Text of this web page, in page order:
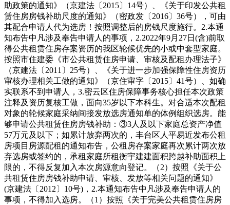
助政策的通知》（京建法〔2015〕14号）、《关于印发公共租
赁住房房钱补助尺度的通知》（密政发〔2016〕36号），可由
其配合申请人代为选房！按照调整后的房钱尺度施行。2.本通
知布告中凡涉及奉告申请人的事项，2.2022年9月27日(含)前取
得公共租赁住房存案资历的我区轮候优先的小或中套型家庭。
按照市住建委《市公共租赁住房申请、审核及配租办理法子》
（京建法〔2011〕25号）、《关于进一步加强保障性住房资历
审核办理相关工做的通知》（京住审字〔2015〕41号）、如确
实联系不到申请人，3.密云区住房保障事务核心担任本次政策
注释及资历复核工做，面向35岁以下本科生。对合适本次配租
对象的轮候家庭采纳间接发放选房通知单的体例组织选房。能
够申请公共租赁住房房钱补助：③3人及以下家庭总资产净值
57万元及以下；如累计放弃两次的，丰台区人平易近发布公租
房项目房源配租的通知布告，公租房存案家庭再次累计两次放
弃选房或签约的，承租家庭所租衡宇建建面积跨越补助面积上
限的，不得反复加入本次房源意向登记。（2）按照《关于公
共租赁住房房钱补助申请、审核、发放等相关问题的通知》
(京建法〔2012〕10号)，2.本通知布告中凡涉及奉告申请人的
事项，不得加入选房。（1）按照《关于完美公共租赁住房房